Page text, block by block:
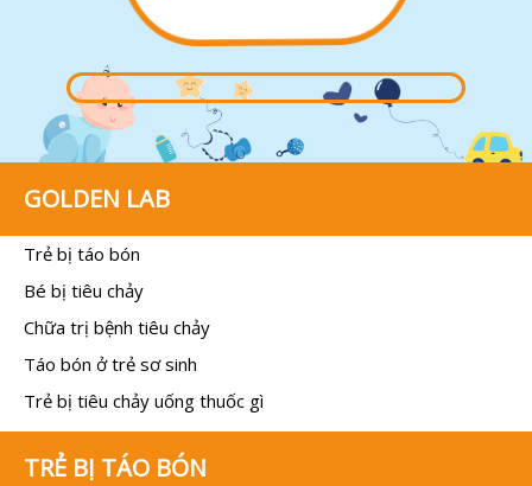
GOLDEN LAB
Trẻ bị táo bón
Bé bị tiêu chảy
Chữa trị bệnh tiêu chảy
Táo bón ở trẻ sơ sinh
Trẻ bị tiêu chảy uống thuốc gì
TRẺ BỊ TÁO BÓN